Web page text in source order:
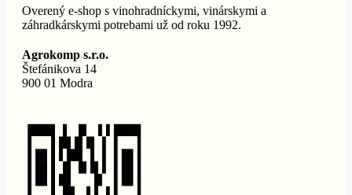
Overený e-shop s vinohradníckymi, vinárskymi a
záhradkárskymi potrebami už od roku 1992.
Agrokomp s.r.o.
Štefánikova 14
900 01 Modra